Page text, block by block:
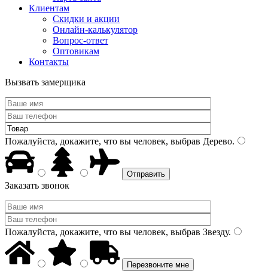
Клиентам
Скидки и акции
Онлайн-калькулятор
Вопрос-ответ
Оптовикам
Контакты
Вызвать замерщика
Пожалуйста, докажите, что вы человек, выбрав Дерево.
Заказать звонок
Пожалуйста, докажите, что вы человек, выбрав Звезду.